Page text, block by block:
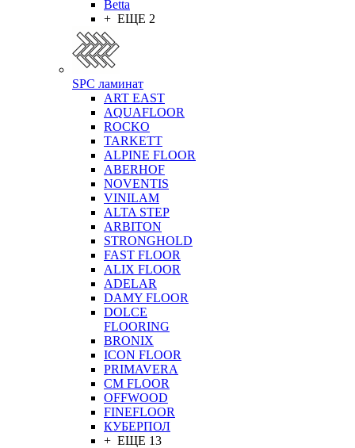
Betta
+ ЕЩЕ 2
SPC ламинат
ART EAST
AQUAFLOOR
ROCKO
TARKETT
ALPINE FLOOR
ABERHOF
NOVENTIS
VINILAM
ALTA STEP
ARBITON
STRONGHOLD
FAST FLOOR
ALIX FLOOR
ADELAR
DAMY FLOOR
DOLCE
FLOORING
BRONIX
ICON FLOOR
PRIMAVERA
CM FLOOR
OFFWOOD
FINEFLOOR
КУБЕРПОЛ
+ ЕЩЕ 13